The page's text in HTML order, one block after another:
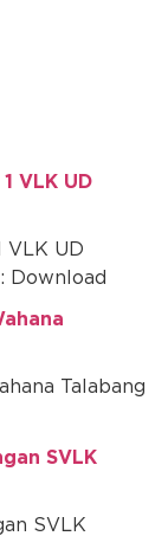
VLK UD
VLK UD
Download
Talabang
SVLK
SVLK